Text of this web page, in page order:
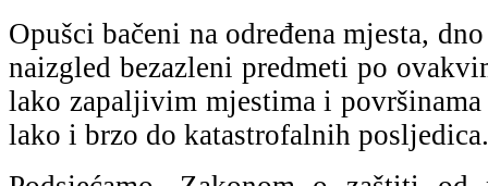
Opušci bačeni na određena mjesta,
naizgled bezazleni predmeti po
lako zapaljivim mjestima i
lako i brzo do katastrofalnih posljedica.